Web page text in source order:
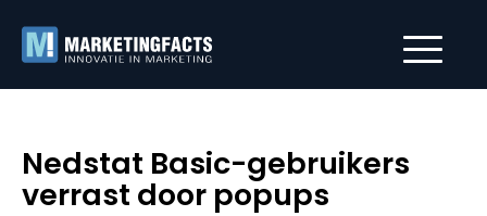
Nedstat Basic-gebruikers
verrast door popups